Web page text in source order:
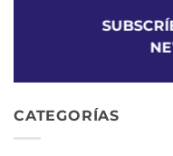
CATEGORÍAS